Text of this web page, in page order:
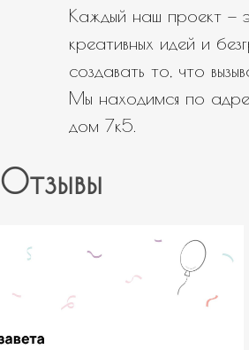
Каждый наш проект —
креативных идей и
создавать то, что
Мы находимся по
дом 7к5.
Отзывы